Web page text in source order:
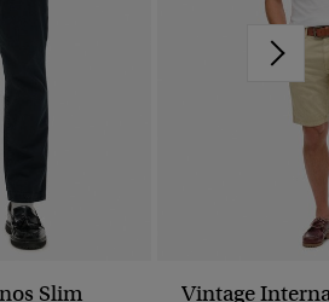
Slim
Vintage